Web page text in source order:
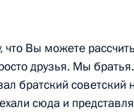
Дамбудзо
что Вы можете
друзья. Мы
братский советский
сюда и